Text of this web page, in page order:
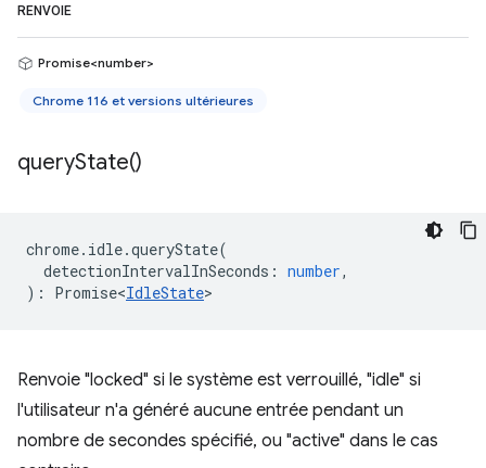
RENVOIE
Promise<number>
Chrome 116 et versions ultérieures
queryState()
chrome. idle.queryState(
detectionIntervalInSeconds : number,
) : Promise<IdleState>
Renvoie "locked" si le système est verrouillé, "idle" si
l'utilisateur n'a généré aucune entrée pendant un
nombre de secondes spécifié, ou "active" dans le cas